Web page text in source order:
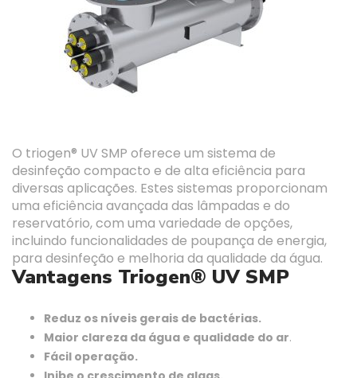
O triogen® UV SMP oferece um sistema de
desinfeção compacto e de alta eficiência para
diversas aplicações. Estes sistemas proporcionam
uma eficiência avançada das lâmpadas e do
reservatório, com uma variedade de opções,
incluindo funcionalidades de poupança de energia,
para desinfeção e melhoria da qualidade da água.
Vantagens Triogen® UV SMP
Reduz os níveis gerais de bactérias.
Maior clareza da água e qualidade do ar.
Fácil operação.